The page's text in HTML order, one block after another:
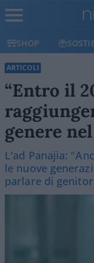
SHOP
ARTICOLI
“Entro il
genere
L'ad Panajia:
le nuove
parlare di